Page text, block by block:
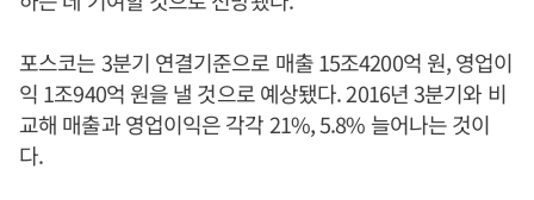
포스코는 3분기 연결기준으로 매출 15조4200억 원, 영업이
익 1조940억 원을 낼 것으로 예상됐다. 2016년 3분기와 비
교해 매출과 영업이익은 각각 21%, 5.8% 늘어나는 것이
다.